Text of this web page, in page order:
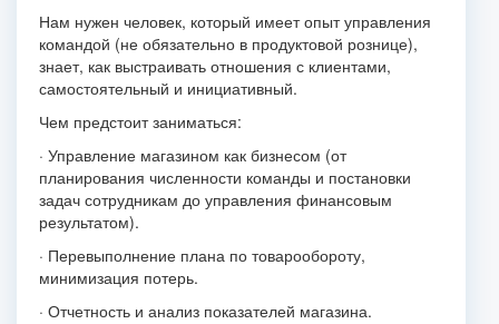
Нам нужен человек, который имеет опыт управления
командой (не обязательно в продуктовой рознице),
знает, как выстраивать отношения с клиентами,
самостоятельный и инициативный.
Чем предстоит заниматься:
· Управление магазином как бизнесом (от
планирования численности команды и постановки
задач сотрудникам до управления финансовым
результатом).
· Перевыполнение плана по товарообороту,
минимизация потерь.
· Отчетность и анализ показателей магазина.